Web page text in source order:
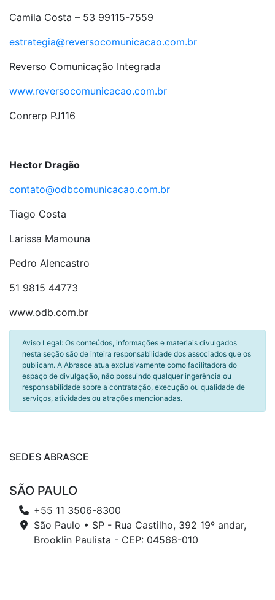
Camila Costa – 53 99115-7559
estrategia@reversocomunicacao.com.br
Reverso Comunicação Integrada
www.reversocomunicacao.com.br
Conrerp PJ116
Hector Dragão
contato@odbcomunicacao.com.br
Tiago Costa
Larissa Mamouna
Pedro Alencastro
51 9815 44773
www.odb.com.br
Aviso Legal: Os conteúdos, informações e materiais divulgados
nesta seção são de inteira responsabilidade dos associados que os
publicam. A Abrasce atua exclusivamente como facilitadora do
espaço de divulgação, não possuindo qualquer ingerência ou
responsabilidade sobre a contratação, execução ou qualidade de
serviços, atividades ou atrações mencionadas.
SEDES ABRASCE
SÃO PAULO
+55 11 3506-8300
São Paulo • SP - Rua Castilho, 392 19º andar,
Brooklin Paulista - CEP: 04568-010